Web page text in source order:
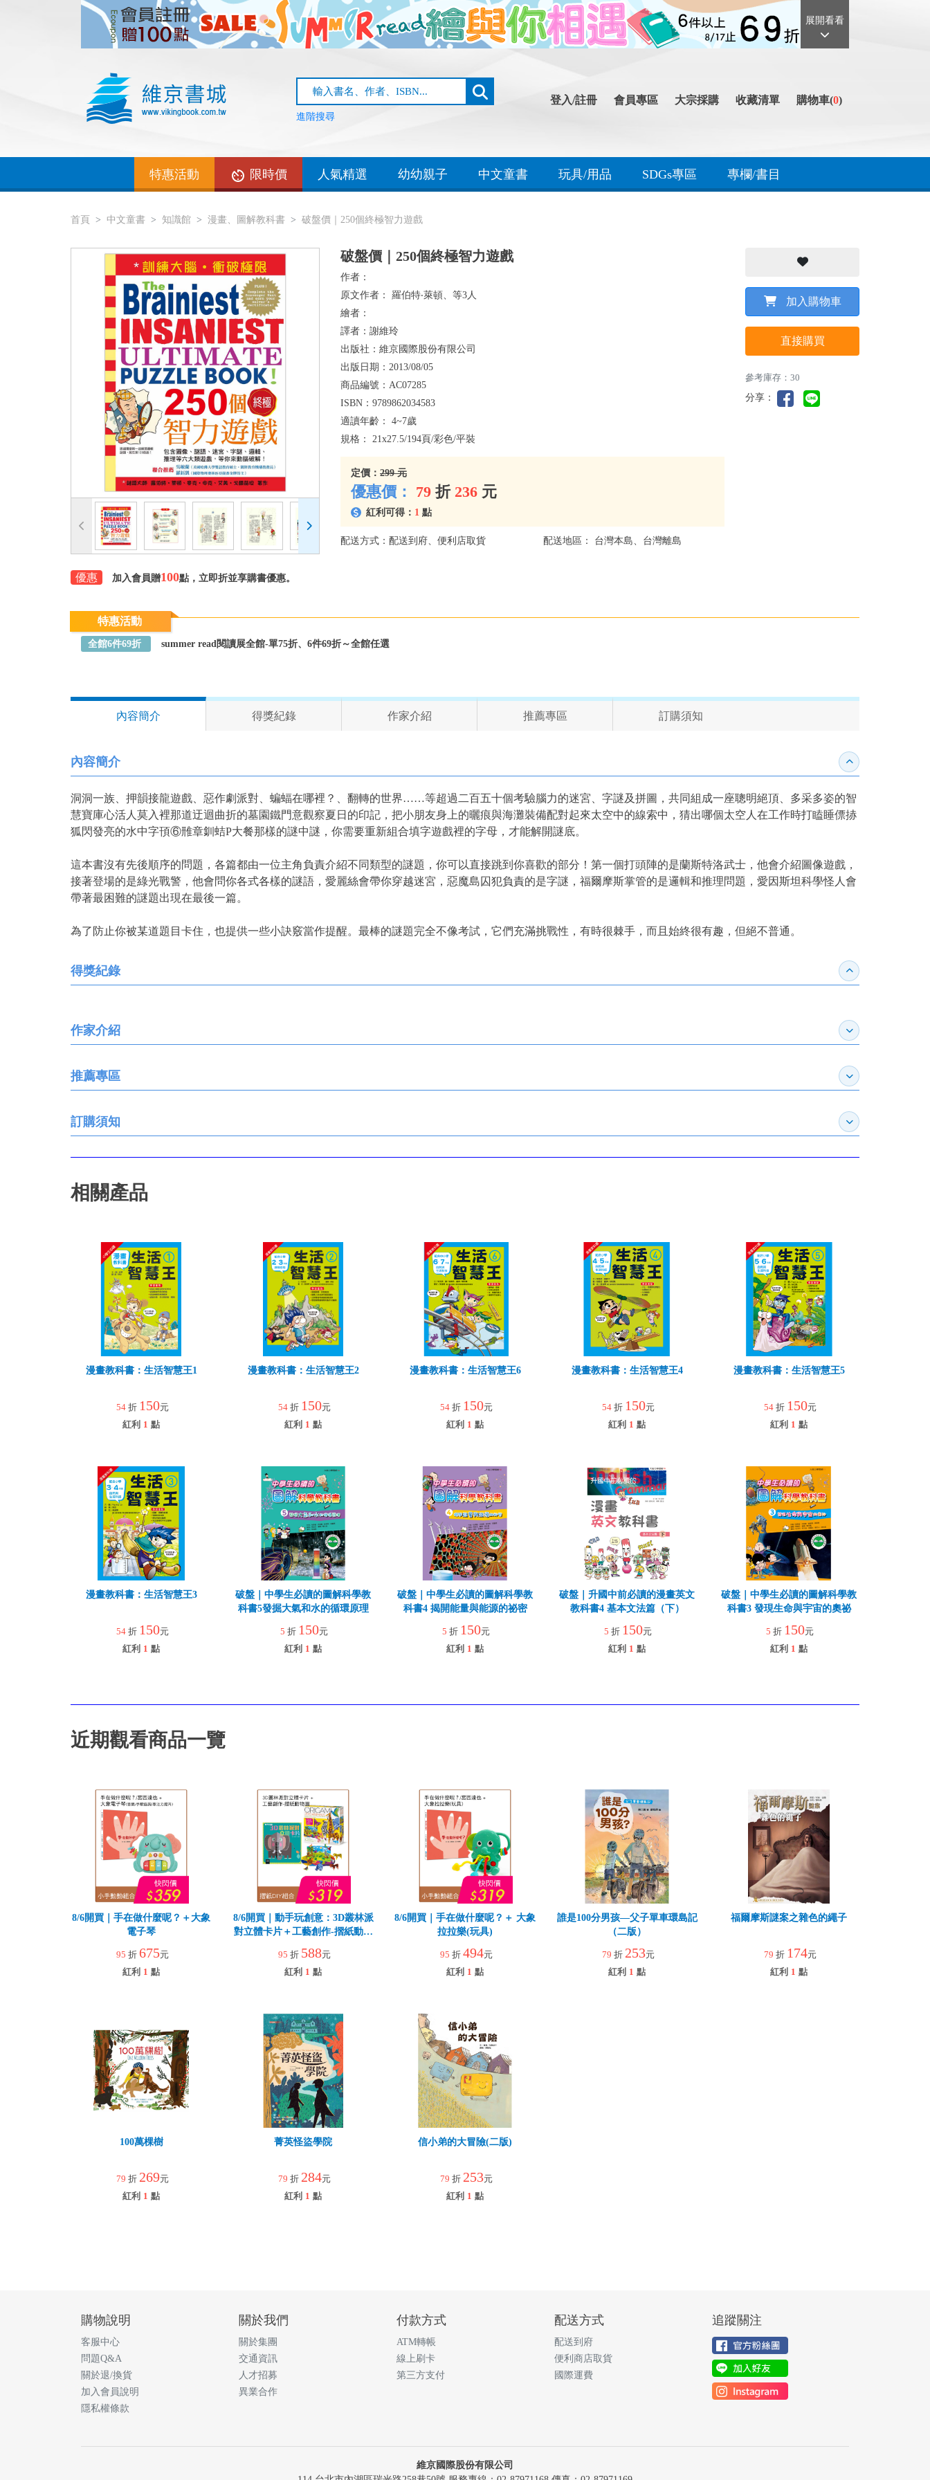
展開看看
進階搜尋
登入/註冊 會員專區 大宗採購 收藏清單 購物車(0)
特惠活動 限時價 人氣精選 幼幼親子 中文童書 玩具/用品 SDGs專區 專欄/書目
首頁 中文童書 知識館 漫畫、圖解教科書 破盤價｜250個終極智力遊戲
優惠 加入會員贈100點，立即折並享購書優惠。
破盤價｜250個終極智力遊戲
作者：
原文作者： 羅伯特‧萊頓、等3人
繪者：
譯者： 謝維玲
出版社： 維京國際股份有限公司
出版日期： 2013/08/05
商品編號： AC07285
ISBN： 9789862034583
適讀年齡： 4~7歲
規格： 21x27.5/194頁/彩色/平裝
定價： 299 元
優惠價： 79 折 236 元
紅利可得： 1 點
配送方式：配送到府、便利店取貨 配送地區： 台灣本島、台灣離島
加入購物車
直接購買
參考庫存：30
分享：
特惠活動
全館6件69折 summer read閱讀展全館-單75折、6件69折～全館任選
內容簡介 得獎紀錄 作家介紹 推薦專區 訂購須知
內容簡介 收合內容簡介
洞洞一族、押韻接龍遊戲、惡作劇派對、蝙蝠在哪裡？、翻轉的世界……等超過二百五十個考驗腦力的迷宮、字謎及拼圖，共同組成一座聰明絕頂、多采多姿的智
慧寶庫心活人莫入裡那道迂迴曲折的墓園鐵門意觀察夏日的印記，把小朋友身上的曬痕與海灘裝備配對起來太空中的線索中，猜出哪個太空人在工作時打瞌睡僄捇
狐閃發亮的水中字頇⑥雃章釧蛣P大餐那樣的謎中謎，你需要重新組合填字遊戲裡的字母，才能解開謎底。
這本書沒有先後順序的問題，各篇都由一位主角負責介紹不同類型的謎題，你可以直接跳到你喜歡的部分！第一個打頭陣的是蘭斯特洛武士，他會介紹圖像遊戲，
接著登場的是綠光戰警，他會問你各式各樣的謎語，愛麗絲會帶你穿越迷宮，惡魔島囚犯負責的是字謎，福爾摩斯掌管的是邏輯和推理問題，愛因斯坦科學怪人會
帶著最困難的謎題出現在最後一篇。
為了防止你被某道題目卡住，也提供一些小訣竅當作提醒。最棒的謎題完全不像考試，它們充滿挑戰性，有時很棘手，而且始終很有趣，但絕不普通。
得獎紀錄 收合得獎紀錄
作家介紹 展開作家介紹
推薦專區 展開推薦專區
訂購須知 展開訂購須知
相關產品
漫畫教科書：生活智慧王1
54 折 150元
紅利 1 點
漫畫教科書：生活智慧王2
54 折 150元
紅利 1 點
漫畫教科書：生活智慧王6
54 折 150元
紅利 1 點
漫畫教科書：生活智慧王4
54 折 150元
紅利 1 點
漫畫教科書：生活智慧王5
54 折 150元
紅利 1 點
漫畫教科書：生活智慧王3
54 折 150元
紅利 1 點
破盤｜中學生必讀的圖解科學教
科書5發掘大氣和水的循環原理
5 折 150元
紅利 1 點
破盤｜中學生必讀的圖解科學教
科書4 揭開能量與能源的祕密
5 折 150元
紅利 1 點
破盤｜升國中前必讀的漫畫英文
教科書4 基本文法篇（下）
5 折 150元
紅利 1 點
破盤｜中學生必讀的圖解科學教
科書3 發現生命與宇宙的奧祕
5 折 150元
紅利 1 點
近期觀看商品一覽
8/6開買｜手在做什麼呢？＋大象
電子琴
95 折 675元
紅利 1 點
8/6開買｜動手玩創意：3D叢林派
對立體卡片＋工藝創作-摺紙動物
95 折 588元
紅利 1 點
8/6開買｜手在做什麼呢？＋ 大象
拉拉樂(玩具)
95 折 494元
紅利 1 點
誰是100分男孩—父子單車環島記
（二版）
79 折 253元
紅利 1 點
福爾摩斯謎案之雜色的繩子
79 折 174元
紅利 1 點
100萬棵樹
79 折 269元
紅利 1 點
菁英怪盜學院
79 折 284元
紅利 1 點
信小弟的大冒險(二版)
79 折 253元
紅利 1 點
購物說明
客服中心
問題Q&A
關於退/換貨
加入會員說明
隱私權條款
關於我們
關於集團
交通資訊
人才招募
異業合作
付款方式
ATM轉帳
線上刷卡
第三方支付
配送方式
配送到府
便利商店取貨
國際運費
追蹤關注
維京國際股份有限公司